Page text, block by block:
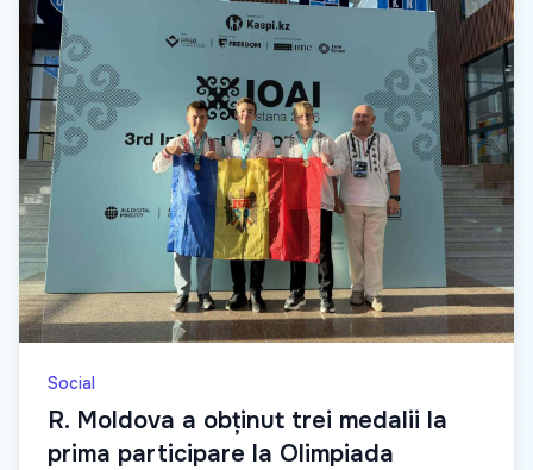
Social
R. Moldova a obținut trei medalii la
prima participare la Olimpiada